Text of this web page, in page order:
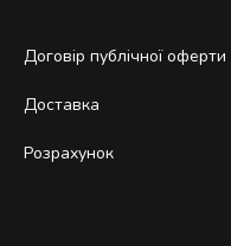
Договір публічної оферти
Доставка
Розрахунок